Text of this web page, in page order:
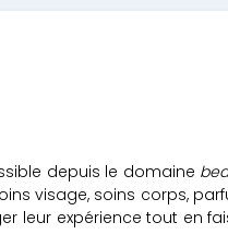
depuis le domaine
visage, soins corps,
leur expérience tout en